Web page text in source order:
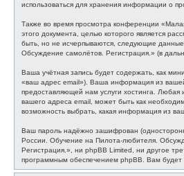
использоваться для хранения информации о
Также во время просмотра конференции
этого документа, целью которого является
быть, но не исчерпываются, следующие
Обсуждение самолётов. Регистрация.» (в
Ваша учётная запись будет содержать, как
«ваш адрес email»). Ваша информация из
предоставляющей нам услуги хостинга.
вашего адреса email, может быть как
возможность выбрать, какая информация из
Ваш пароль надёжно зашифрован
России. Обучение на Пилота-любителя.
Регистрация.», ни phpBB Limited, ни другое
программным обеспечением phpBB. Вам будет